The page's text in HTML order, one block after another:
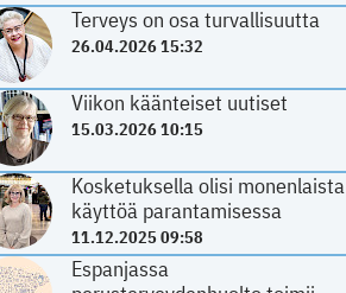
Terveys on osa turvallisuutta
26.04.2026 15:32
Viikon käänteiset uutiset
15.03.2026 10:15
Kosketuksella olisi monenlaista
käyttöä parantamisessa
11.12.2025 09:58
Espanjassa